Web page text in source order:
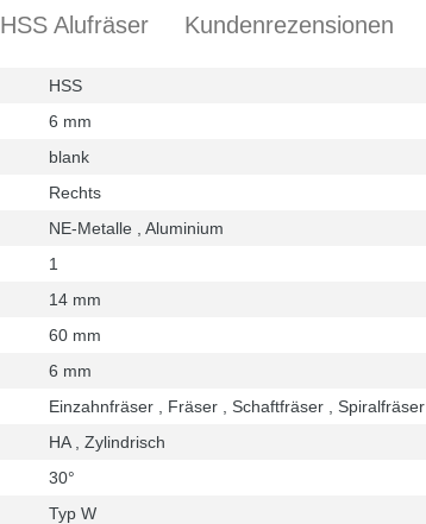
HSS Alufräser Kundenrezensionen
HSS
6 mm
blank
Rechts
NE-Metalle , Aluminium
1
14 mm
60 mm
6 mm
Einzahnfräser , Fräser , Schaftfräser , Spiralfräser
HA , Zylindrisch
30°
Typ W